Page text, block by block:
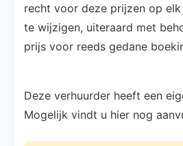
recht voor deze prijzen op
te wijzigen, uiteraard met
prijs voor reeds gedane
Deze verhuurder heeft een
Mogelijk vindt u hier nog